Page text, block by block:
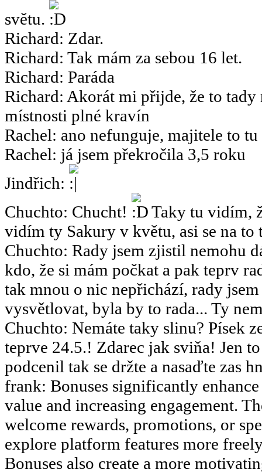
světu.
Richard: Zdar.
Richard: Tak mám za sebou 16 let.
Richard: Paráda
Richard: Akorát mi přijde, že to tady
místnosti plné kravín
Rachel: ano nefunguje, majitele to
Rachel: já jsem překročila 3,5 roku
Jindřich:
Chuchto: Chucht!
Taky tu vidím,
vidím ty Sakury v květu, asi se na to
Chuchto: Rady jsem zjistil nemohu
kdo, že si mám počkat a pak teprv
tak mnou o nic nepřichází, rady
vysvětlovat, byla by to rada... Ty
Chuchto: Nemáte taky slinu? Písek
teprve 24.5.! Zdarec jak sviňa! Jen
podcenil tak se držte a nasaďte zas
frank: Bonuses significantly
value and increasing engagement.
welcome rewards, promotions, or
explore platform features more
Bonuses also create a more